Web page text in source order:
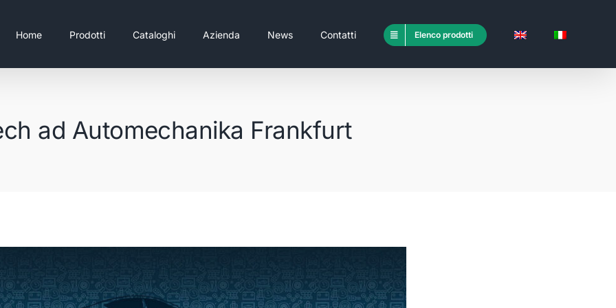
Home Prodotti Cataloghi Azienda News Contatti Elenco prodotti
ad Automechanika Frankfurt